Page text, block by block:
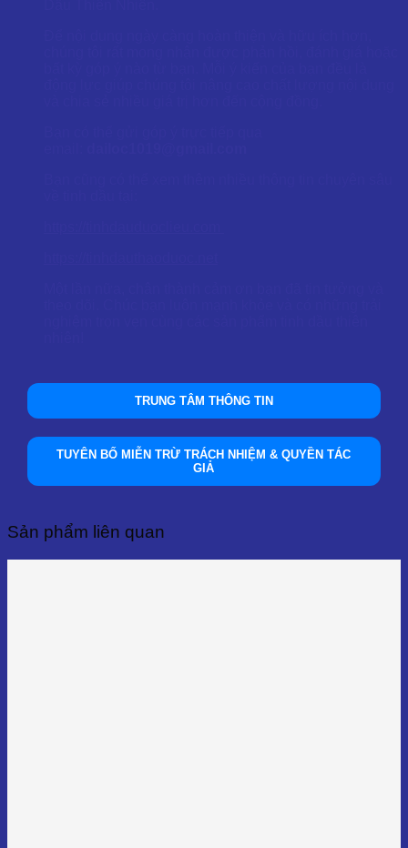
TRUNG TÂM THÔNG TIN
TUYÊN BỐ MIỄN TRỪ TRÁCH NHIỆM & QUYỀN TÁC
GIẢ
Sản phẩm liên quan